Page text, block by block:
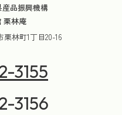
産品振興機構
栗林庵
栗林町1丁目20-16
3155
3156